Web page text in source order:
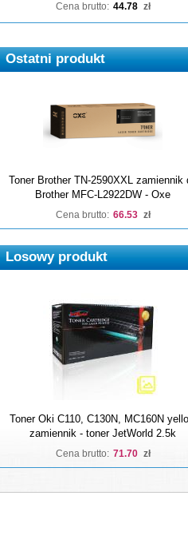
Cena brutto: 44.78 zł
Ostatni produkt
Toner Brother TN-2590XXL zamiennik
Brother MFC-L2922DW - Oxe
Cena brutto: 66.53 zł
Losowy produkt
Toner Oki C110, C130N, MC160N
zamiennik - toner JetWorld 2.5k
Cena brutto: 71.70 zł